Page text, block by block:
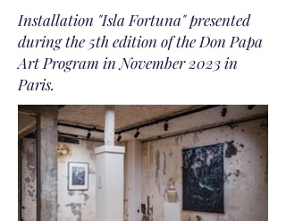
Installation "Isla Fortuna" presented
during the 5th edition of the Don Papa
Art Program in November 2023 in
Paris.